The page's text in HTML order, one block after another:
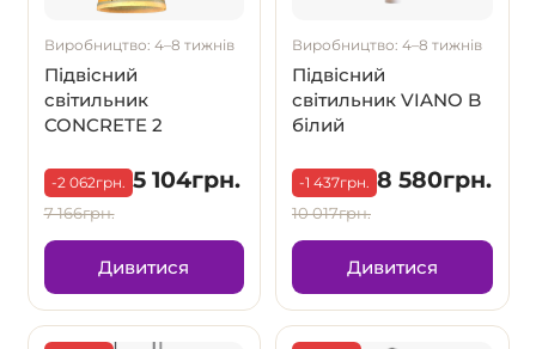
Виробництво: 4–8 тижнів
Підвісний
світильник
CONCRETE 2
-2 062грн. 5 104грн.
7 166грн.
Дивитися
Виробництво: 4–8 тижнів
Підвісний
світильник VIANO B
білий
-1 437грн. 8 580грн.
10 017грн.
Дивитися